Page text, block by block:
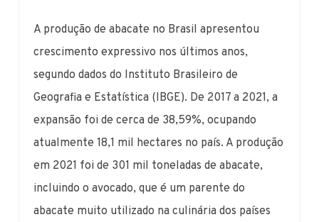
A produção de abacate no Brasil apresentou
crescimento expressivo nos últimos anos,
segundo dados do Instituto Brasileiro de
Geografia e Estatística (IBGE). De 2017 a 2021, a
expansão foi de cerca de 38,59%, ocupando
atualmente 18,1 mil hectares no país. A produção
em 2021 foi de 301 mil toneladas de abacate,
incluindo o avocado, que é um parente do
abacate muito utilizado na culinária dos países